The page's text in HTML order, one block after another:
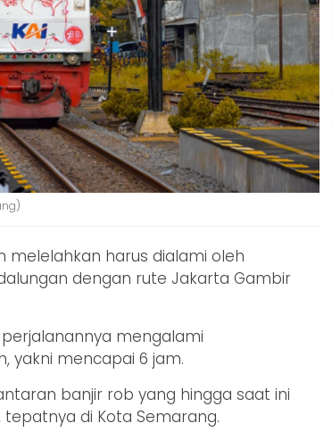
melelahkan harus dialami oleh
dengan rute Jakarta Gambir
mengalami
yakni mencapai 6 jam.
banjir rob yang hingga saat ini
di Kota Semarang.